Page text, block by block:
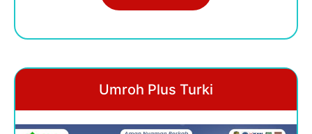
Umroh Plus Turki